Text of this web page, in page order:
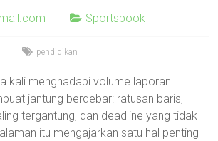
Sportsbook
pendidikan
kali menghadapi volume laporan
jantung berdebar: ratusan baris,
tergantung, dan deadline yang tidak
itu mengajarkan satu hal penting—